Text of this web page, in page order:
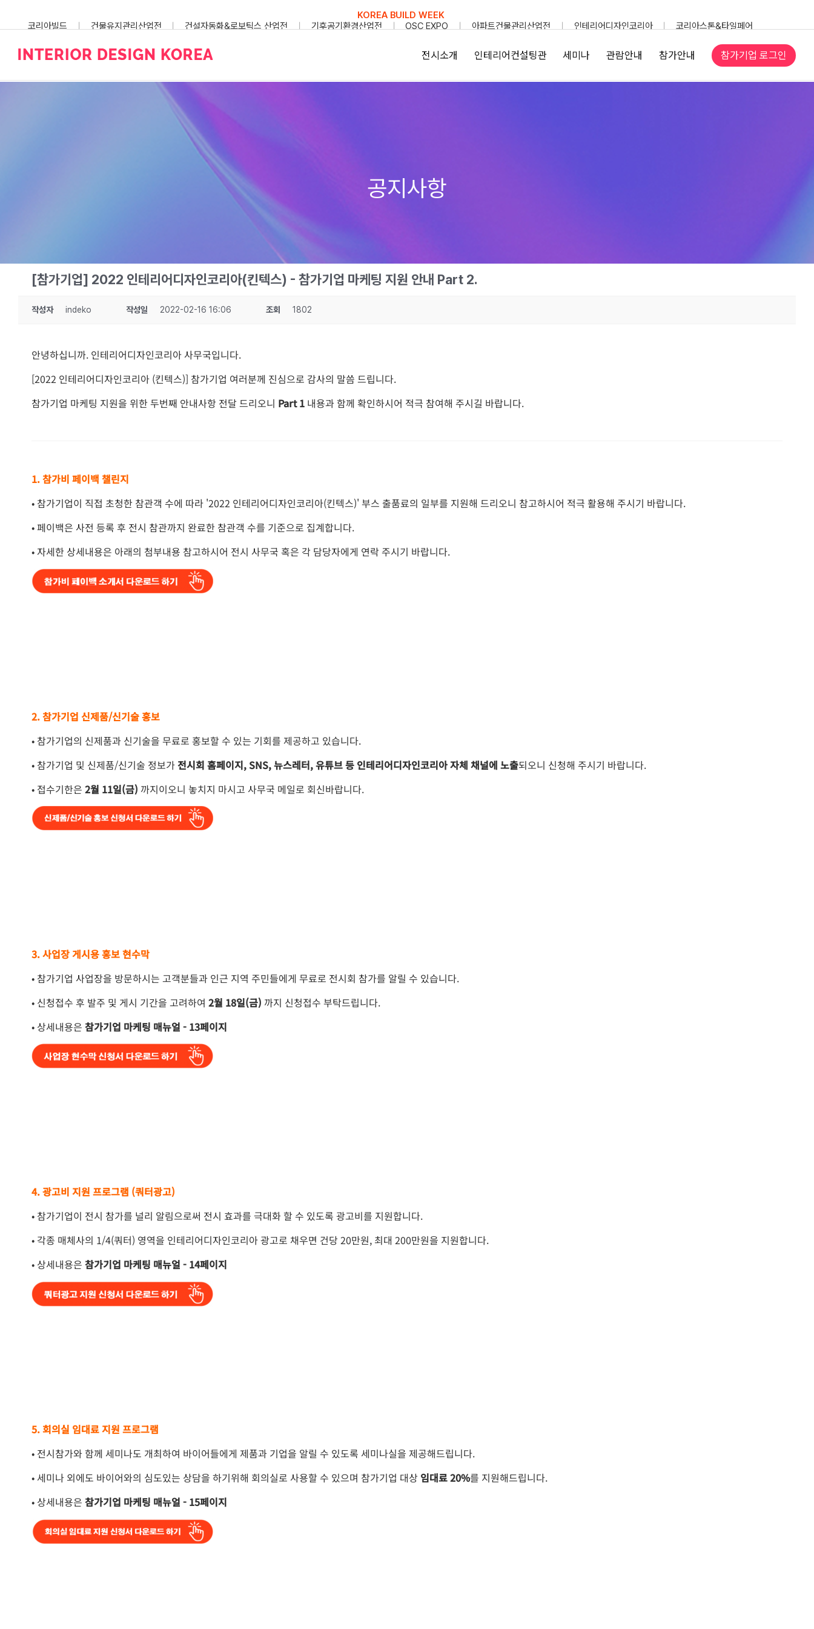
KOREA BUILD WEEK
코리아빌드
건물유지관리산업전 건설자동화&로보틱스 산업전 기후공기환경산업전 OSC EXPO 아파트건물관리산업전 인테리어디자인코리아
코리아스톤&타일페어
전시소개 인테리어컨설팅관 세미나 관람안내 참가안내 참가기업 로그인
공지사항
[참가기업] 2022 인테리어디자인코리아(킨텍스) - 참가기업 마케팅 지원 안내 Part 2.
작성자 indeko 작성일 2022-02-16 16:06 조회 1802
안녕하십니까. 인테리어디자인코리아 사무국입니다.
[2022 인테리어디자인코리아 (킨텍스)] 참가기업 여러분께 진심으로 감사의 말씀 드립니다.
참가기업 마케팅 지원을 위한 두번째 안내사항 전달 드리오니 Part 1 내용과 함께 확인하시어 적극 참여해 주시길 바랍니다.
1. 참가비 페이백 챌린지
• 참가기업이 직접 초청한 참관객 수에 따라 '2022 인테리어디자인코리아(킨텍스)' 부스 출품료의 일부를 지원해 드리오니 참고하시어 적극 활용해 주시기 바랍니다.
• 페이백은 사전 등록 후 전시 참관까지 완료한 참관객 수를 기준으로 집계합니다.
• 자세한 상세내용은 아래의 첨부내용 참고하시어 전시 사무국 혹은 각 담당자에게 연락 주시기 바랍니다.
2. 참가기업 신제품/신기술 홍보
• 참가기업의 신제품과 신기술을 무료로 홍보할 수 있는 기회를 제공하고 있습니다.
• 참가기업 및 신제품/신기술 정보가전시회 홈페이지, SNS, 뉴스레터, 유튜브 등 인테리어디자인코리아 자체 채널에 노출되오니 신청해 주시기 바랍니다.
• 접수기한은 2월 11일(금) 까지이오니 놓치지 마시고 사무국 메일로 회신바랍니다.
3. 사업장 게시용 홍보 현수막
• 참가기업 사업장을 방문하시는 고객분들과 인근 지역 주민들에게 무료로 전시회 참가를 알릴 수 있습니다.
• 신청접수 후 발주 및 게시 기간을 고려하여 2월 18일(금) 까지 신청접수 부탁드립니다.
• 상세내용은 참가기업 마케팅 매뉴얼 - 13페이지
4. 광고비 지원 프로그램 (쿼터광고)
• 참가기업이 전시 참가를 널리 알림으로써 전시 효과를 극대화 할 수 있도록 광고비를 지원합니다.
• 각종 매체사의 1/4(쿼터) 영역을 인테리어디자인코리아 광고로 채우면 건당 20만원, 최대 200만원을 지원합니다.
• 상세내용은 참가기업 마케팅 매뉴얼 - 14페이지
5. 회의실 임대료 지원 프로그램
• 전시참가와 함께 세미나도 개최하여 바이어들에게 제품과 기업을 알릴 수 있도록 세미나실을 제공해드립니다.
• 세미나 외에도 바이어와의 심도있는 상담을 하기위해 회의실로 사용할 수 있으며 참가기업 대상 임대료 20%를 지원해드립니다.
• 상세내용은 참가기업 마케팅 매뉴얼 - 15페이지